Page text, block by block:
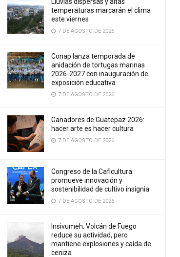
temperaturas marcarán el clima
este viernes
7 DE AGOSTO DE 2026
Conap lanza temporada de
anidación de tortugas marinas
2026-2027 con inauguración de
exposición educativa
7 DE AGOSTO DE 2026
Ganadores de Guatepaz 2026:
hacer arte es hacer cultura
7 DE AGOSTO DE 2026
Congreso de la Caficultura
promueve innovación y
sostenibilidad de cultivo insignia
7 DE AGOSTO DE 2026
Insivumeh: Volcán de Fuego
reduce su actividad, pero
mantiene explosiones y caída de
ceniza